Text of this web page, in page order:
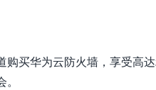
购买华为云防火墙，享受高